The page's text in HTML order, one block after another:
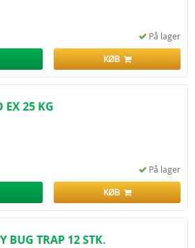
På lager
KØB
EX 25 KG
På lager
KØB
BUG TRAP 12 STK.